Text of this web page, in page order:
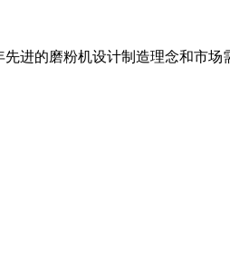
进的磨粉机设计制造理念和市场